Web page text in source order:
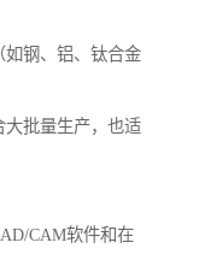
钢、铝、钛合金
批量生产，也适
CAM软件和在